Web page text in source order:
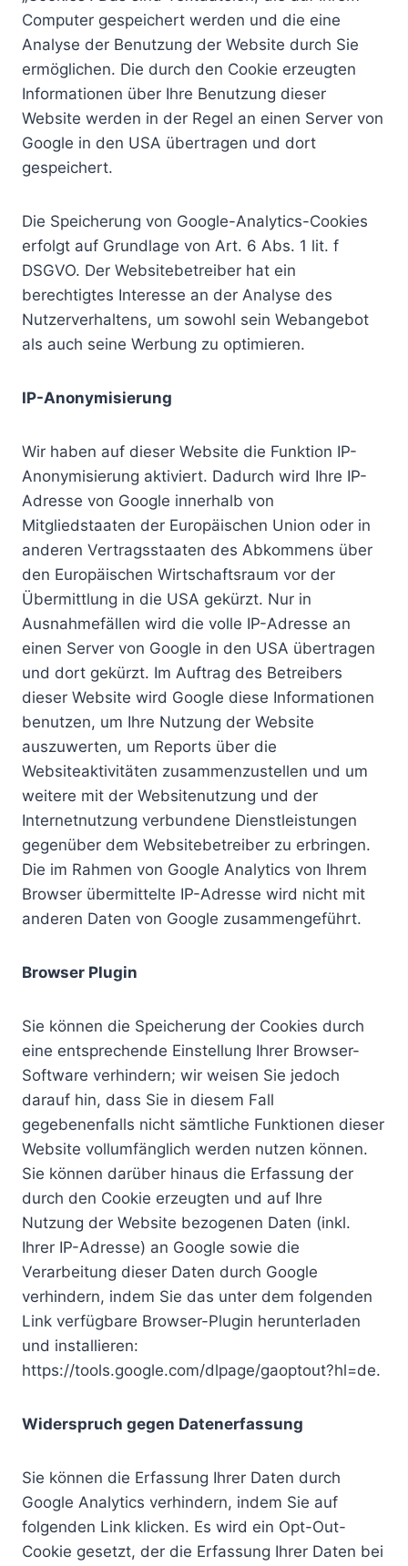
Computer gespeichert werden und die eine
Analyse der Benutzung der Website durch Sie
ermöglichen. Die durch den Cookie erzeugten
Informationen über Ihre Benutzung dieser
Website werden in der Regel an einen Server von
Google in den USA übertragen und dort
gespeichert.
Die Speicherung von Google-Analytics-Cookies
erfolgt auf Grundlage von Art. 6 Abs. 1 lit. f
DSGVO. Der Websitebetreiber hat ein
berechtigtes Interesse an der Analyse des
Nutzerverhaltens, um sowohl sein Webangebot
als auch seine Werbung zu optimieren.
IP-Anonymisierung
Wir haben auf dieser Website die Funktion IP-
Anonymisierung aktiviert. Dadurch wird Ihre IP-
Adresse von Google innerhalb von
Mitgliedstaaten der Europäischen Union oder in
anderen Vertragsstaaten des Abkommens über
den Europäischen Wirtschaftsraum vor der
Übermittlung in die USA gekürzt. Nur in
Ausnahmefällen wird die volle IP-Adresse an
einen Server von Google in den USA übertragen
und dort gekürzt. Im Auftrag des Betreibers
dieser Website wird Google diese Informationen
benutzen, um Ihre Nutzung der Website
auszuwerten, um Reports über die
Websiteaktivitäten zusammenzustellen und um
weitere mit der Websitenutzung und der
Internetnutzung verbundene Dienstleistungen
gegenüber dem Websitebetreiber zu erbringen.
Die im Rahmen von Google Analytics von Ihrem
Browser übermittelte IP-Adresse wird nicht mit
anderen Daten von Google zusammengeführt.
Browser Plugin
Sie können die Speicherung der Cookies durch
eine entsprechende Einstellung Ihrer Browser-
Software verhindern; wir weisen Sie jedoch
darauf hin, dass Sie in diesem Fall
gegebenenfalls nicht sämtliche Funktionen dieser
Website vollumfänglich werden nutzen können.
Sie können darüber hinaus die Erfassung der
durch den Cookie erzeugten und auf Ihre
Nutzung der Website bezogenen Daten (inkl.
Ihrer IP-Adresse) an Google sowie die
Verarbeitung dieser Daten durch Google
verhindern, indem Sie das unter dem folgenden
Link verfügbare Browser-Plugin herunterladen
und installieren:
https://tools.google.com/dlpage/gaoptout?hl=de.
Widerspruch gegen Datenerfassung
Sie können die Erfassung Ihrer Daten durch
Google Analytics verhindern, indem Sie auf
folgenden Link klicken. Es wird ein Opt-Out-
Cookie gesetzt, der die Erfassung Ihrer Daten bei